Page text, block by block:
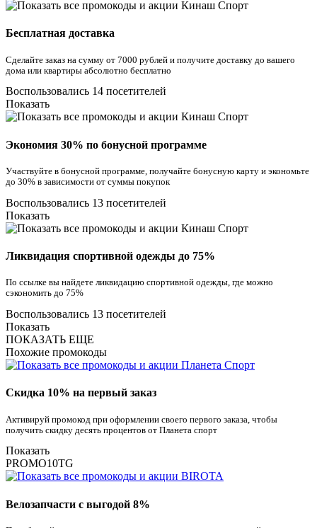
Бесплатная доставка
Сделайте заказ на сумму от 7000 рублей и получите доставку до вашего
дома или квартиры абсолютно бесплатно
Воспользовались 14 посетителей
Показать
Экономия 30% по бонусной программе
Участвуйте в бонусной программе, получайте бонусную карту и экономьте
до 30% в зависимости от суммы покупок
Воспользовались 13 посетителей
Показать
Ликвидация спортивной одежды до 75%
По ссылке вы найдете ликвидацию спортивной одежды, где можно
сэкономить до 75%
Воспользовались 13 посетителей
Показать
ПОКАЗАТЬ ЕЩЕ
Похожие промокоды
Скидка 10% на первый заказ
Активируй промокод при оформлении своего первого заказа, чтобы
получить скидку десять процентов от Планета спорт
Показать
PROMO10TG
Велозапчасти с выгодой 8%